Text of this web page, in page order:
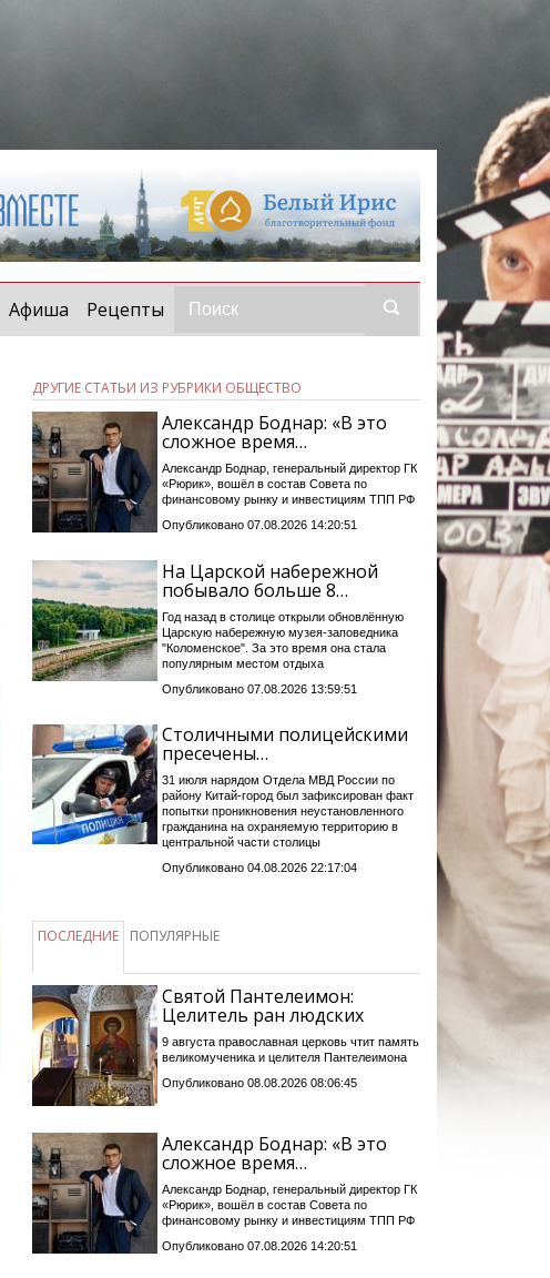
Афиша Рецепты
ДРУГИЕ СТАТЬИ ИЗ РУБРИКИ ОБЩЕСТВО
Александр Боднар: «В это
сложное время…
Александр Боднар, генеральный директор ГК
«Рюрик», вошёл в состав Совета по
финансовому рынку и инвестициям ТПП РФ
Опубликовано 07.08.2026 14:20:51
На Царской набережной
побывало больше 8…
Год назад в столице открыли обновлённую
Царскую набережную музея-заповедника
"Коломенское". За это время она стала
популярным местом отдыха
Опубликовано 07.08.2026 13:59:51
Столичными полицейскими
пресечены…
31 июля нарядом Отдела МВД России по
району Китай-город был зафиксирован факт
попытки проникновения неустановленного
гражданина на охраняемую территорию в
центральной части столицы
Опубликовано 04.08.2026 22:17:04
ПОСЛЕДНИЕ ПОПУЛЯРНЫЕ
Святой Пантелеимон:
Целитель ран людских
9 августа православная церковь чтит память
великомученика и целителя Пантелеимона
Опубликовано 08.08.2026 08:06:45
Александр Боднар: «В это
сложное время…
Александр Боднар, генеральный директор ГК
«Рюрик», вошёл в состав Совета по
финансовому рынку и инвестициям ТПП РФ
Опубликовано 07.08.2026 14:20:51